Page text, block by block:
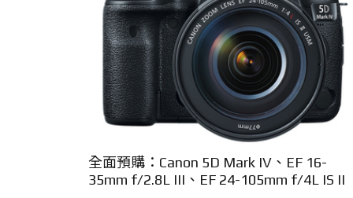
全面預購：Canon 5D Mark IV、EF 16-
35mm f/2.8L III、EF 24-105mm f/4L IS II